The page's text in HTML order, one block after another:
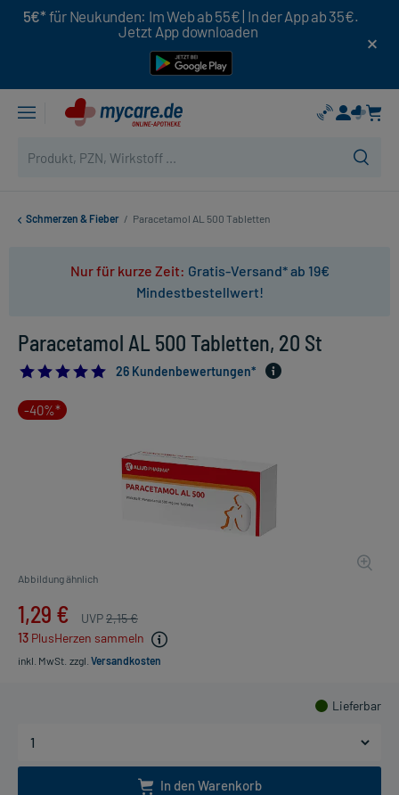
5€* für Neukunden: Im Web ab 55€ | In der App ab 35€.
Jetzt App downloaden
Schmerzen & Fieber / Paracetamol AL 500 Tabletten
Nur für kurze Zeit: Gratis-Versand* ab 19€
Mindestbestellwert!
Paracetamol AL 500 Tabletten, 20 St
4.961538461538462
26 Kundenbewertungen*
-40%*
Abbildung ähnlich
1,29 € UVP2,15 €
13 PlusHerzen sammeln
inkl. MwSt. zzgl. Versandkosten
Lieferbar
In den Warenkorb